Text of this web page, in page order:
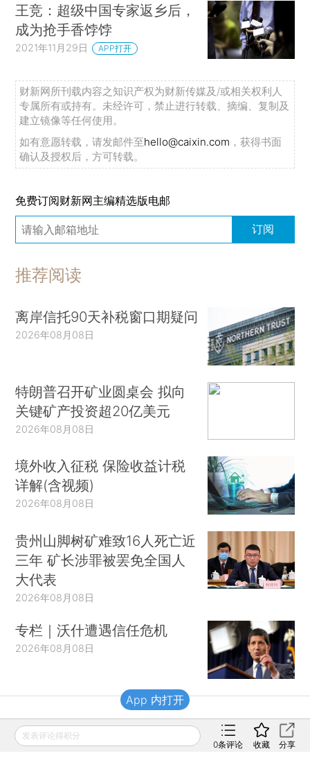
王竞：超级中国专家返乡后，
成为抢手香饽饽
2021年11月29日 APP打开
财新网所刊载内容之知识产权为财新传媒及/或相关权利人
专属所有或持有。未经许可，禁止进行转载、摘编、复制及
建立镜像等任何使用。
如有意愿转载，请发邮件至hello@caixin.com ，获得书面
确认及授权后，方可转载。
免费订阅财新网主编精选版电邮
订阅
推荐阅读
离岸信托90天补税窗口期疑问
2026年08月08日
特朗普召开矿业圆桌会 拟向
关键矿产投资超20亿美元
2026年08月08日
境外收入征税 保险收益计税
详解(含视频)
2026年08月08日
贵州山脚树矿难致16人死亡近
三年 矿长涉罪被罢免全国人
大代表
2026年08月08日
专栏｜沃什遭遇信任危机
2026年08月08日
财新移动
发表评论得积分
0条评论 收藏 分享
App 内打开